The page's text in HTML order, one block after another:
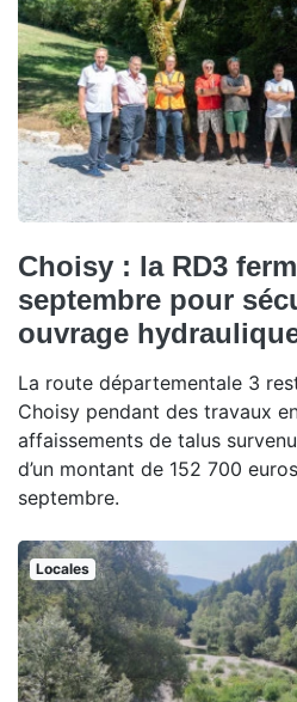
Choisy : la RD3
septembre pour
ouvrage
La route départementale 3
Choisy pendant des travaux
affaissements de talus
d’un montant de 152 700
septembre.
Locales